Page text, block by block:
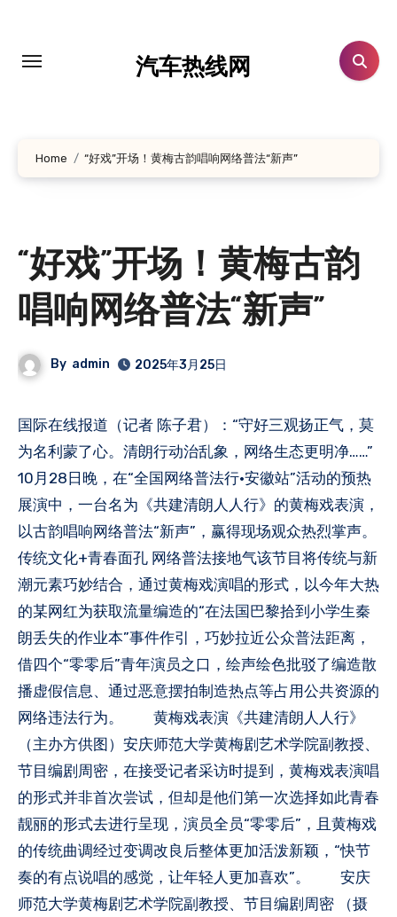
汽车热线网
Home “好戏”开场！黄梅古韵唱响网络普法“新声”
“好戏”开场！黄梅古韵
唱响网络普法“新声”
By admin 2025年3月25日
国际在线报道（记者 陈子君）：“守好三观扬正气，莫
为名利蒙了心。清朗行动治乱象，网络生态更明净……”
10月28日晚，在“全国网络普法行·安徽站”活动的预热
展演中，一台名为《共建清朗人人行》的黄梅戏表演，
以古韵唱响网络普法“新声”，赢得现场观众热烈掌声。
传统文化+青春面孔 网络普法接地气该节目将传统与新
潮元素巧妙结合，通过黄梅戏演唱的形式，以今年大热
的某网红为获取流量编造的“在法国巴黎拾到小学生秦
朗丢失的作业本”事件作引，巧妙拉近公众普法距离，
借四个“零零后”青年演员之口，绘声绘色批驳了编造散
播虚假信息、通过恶意摆拍制造热点等占用公共资源的
网络违法行为。 黄梅戏表演《共建清朗人人行》
（主办方供图）安庆师范大学黄梅剧艺术学院副教授、
节目编剧周密，在接受记者采访时提到，黄梅戏表演唱
的形式并非首次尝试，但却是他们第一次选择如此青春
靓丽的形式去进行呈现，演员全员“零零后”，且黄梅戏
的传统曲调经过变调改良后整体更加活泼新颖，“快节
奏的有点说唱的感觉，让年轻人更加喜欢”。 安庆
师范大学黄梅剧艺术学院副教授、节目编剧周密 （摄